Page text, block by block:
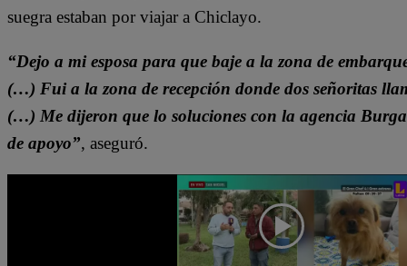
suegra estaban por viajar a Chiclayo.
“Dejo a mi esposa para que baje a la zona de
(…) Fui a la zona de recepción donde dos señoritas
(…) Me dijeron que lo soluciones con la agencia
de apoyo”, aseguró.